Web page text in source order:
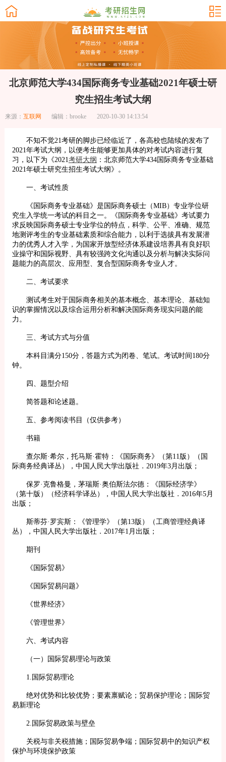
北京师范大学434国际商务专业基础2021年硕士研
究生招生考试大纲
来源： 互联网 编辑：brooke 2020-10-30 14:13:54
不知不觉21考研的脚步已经临近了，各高校也陆续的发布了
2021年考试大纲，以便考生能够更加具体的对考试内容进行复
习，以下为《2021考研大纲 ：北京师范大学434国际商务专业基础
2021年硕士研究生招生考试大纲》。
一、考试性质
《国际商务专业基础》是国际商务硕士（MIB）专业学位研
究生入学统一考试的科目之一。《国际商务专业基础》考试要力
求反映国际商务硕士专业学位的特点，科学、公平、准确、规范
地测评考生的专业基础素质和综合能力，以利于选拔具有发展潜
力的优秀人才入学，为国家开放型经济体系建设培养具有良好职
业操守和国际视野、具有较强跨文化沟通以及分析与解决实际问
题能力的高层次、应用型、复合型国际商务专业人才。
二、考试要求
测试考生对于国际商务相关的基本概念、基本理论、基础知
识的掌握情况以及综合运用分析和解决国际商务现实问题的能
力。
三、考试方式与分值
本科目满分150分，答题方式为闭卷、笔试。考试时间180分
钟。
四、题型介绍
简答题和论述题。
五、参考阅读书目（仅供参考）
书籍
查尔斯·希尔，托马斯·霍特：《国际商务》（第11版）（国
际商务经典译丛），中国人民大学出版社．2019年3月出版；
保罗·克鲁格曼，茅瑞斯·奥伯斯法尔德：《国际经济学》
（第十版）（经济科学译丛），中国人民大学出版社．2016年5月
出版；
斯蒂芬·罗宾斯：《管理学》（第13版）（工商管理经典译
丛），中国人民大学出版社．2017年1月出版；
期刊
《国际贸易》
《国际贸易问题》
《世界经济》
《管理世界》
六、考试内容
（一）国际贸易理论与政策
1.国际贸易理论
绝对优势和比较优势；要素禀赋论；贸易保护理论；国际贸
易新理论
2.国际贸易政策与壁垒
关税与非关税措施；国际贸易争端；国际贸易中的知识产权
保护与环境保护政策